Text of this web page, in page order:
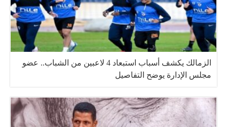
الزمالك يكشف أسباب استبعاد 4 لاعبين من الشباب.. عضو
مجلس الإدارة يوضح التفاصيل